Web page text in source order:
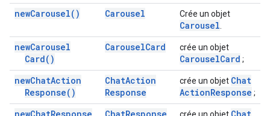
newCarousel( ) Carousel Crée un objet
Carousel
newCarousel
Card( )
CarouselCard crée un objet
CarouselCard ;
newChatAction
Response( )
ChatAction
Response
crée un objet Chat
ActionResponse ;